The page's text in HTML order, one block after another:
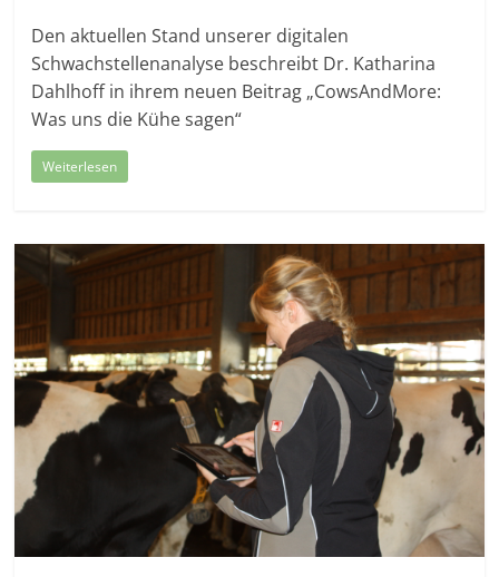
Den aktuellen Stand unserer digitalen
Schwachstellenanalyse beschreibt Dr. Katharina
Dahlhoff in ihrem neuen Beitrag „CowsAndMore:
Was uns die Kühe sagen“
Weiterlesen